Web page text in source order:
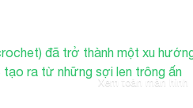
Xem toàn màn hình